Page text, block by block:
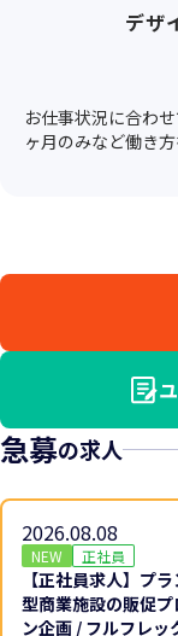
デザ
お仕事状況に合わ
ヶ月のみなど働き
急募の求人
2026.08.08
NEW 正社員
【正社員求人】プ
型商業施設の販促プ
ン企画 / フルフレッ